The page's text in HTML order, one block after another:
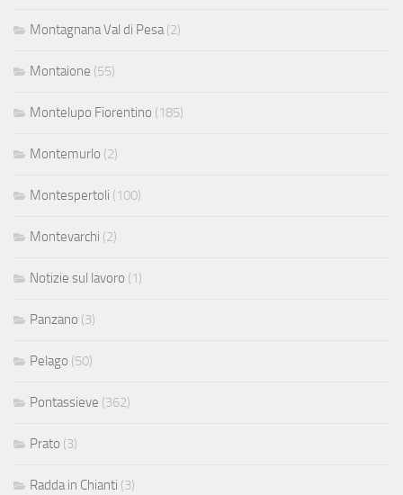
Montagnana Val di Pesa(2)
Montaione (55)
Montelupo Fiorentino (185)
Montemurlo (2)
Montespertoli (100)
Montevarchi (2)
Notizie sul lavoro (1)
Panzano (3)
Pelago (50)
Pontassieve (362)
Prato (3)
Radda in Chianti (3)